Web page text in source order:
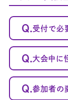
Q.受付で必
Q.大会中に
Q.参加者の